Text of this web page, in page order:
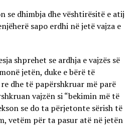
se dhimbja dhe vështirësitë e atij
sapo erdhi në jetë vajza e
shprehet se ardhja e vajzës së
jetën, duke e bërë të
dhe të papërshkruar më parë
vajzën si “bekimin më të
se do ta përjetonte sërish të
vetëm për ta pasur atë në jetën